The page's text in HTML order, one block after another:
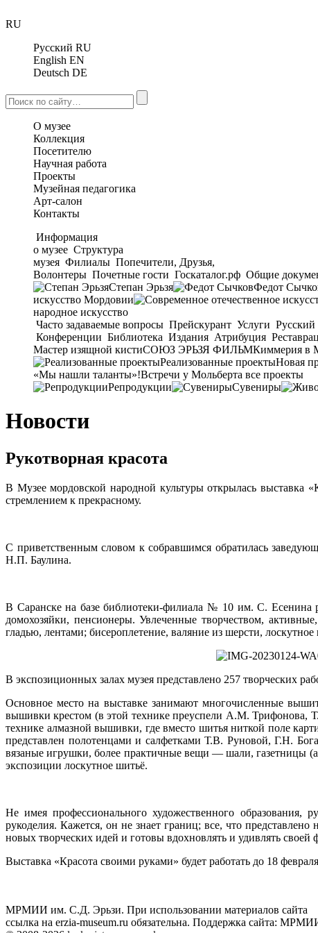
RU
Русский RU
English EN
Deutsch DE
О музее
Коллекция
Посетителю
Научная работа
Проекты
Музейная педагогика
Арт-салон
Контакты
Информация
о музее Структура
музея Филиалы Попечители, Друзья,
Волонтеры Почетные гости Госкаталог.рф Общие
Степан Эрьзя
Федот
искусство Мордовии
народное искусство
Часто задаваемые вопросы Прейскурант Услуги
Конференции Библиотека Издания Атрибуция
Мастер изящной кистиСОЮЗ ЭРЬЗЯ ФИЛЬМКиммерия в
Реализованные проектыНовая
«Мы нашли таланты»!Встречи у Мольберта все проекты
Репродукции
Сувениры
Новости
Рукотворная красота
В Музее мордовской народной культуры открылась выставка
стремлением к прекрасному.
С приветственным словом к собравшимся обратилась
Н.П. Баулина.
В Саранске на базе библиотеки-филиала № 10 им. С. Есенина
домохозяйки, пенсионеры. Увлеченные творчеством,
гладью, лентами; бисероплетение, валяние из шерсти,
В экспозиционных залах музея представлено 257 творческих
Основное место на выставке занимают многочисленные
вышивки крестом (в этой технике преуспели А.М. Трифонова,
технике алмазной вышивки, где вместо шитья ниткой поле
представлен полотенцами и салфетками Т.В. Руновой, Г.Н.
вязаные игрушки, более практичные вещи — шали, газетницы
экспозиции лоскутное шитьё.
Не имея профессионального художественного
рукоделия. Кажется, он не знает границ; все, что
новых творческих идей и готовы вдохновлять и удивлять своей
Выставка «Красота своими руками» будет работать до 18
МРМИИ им. С.Д. Эрьзи. При использовании материалов сайта
ссылка на erzia-museum.ru обязательна. Поддержка сайта: МРМИИ